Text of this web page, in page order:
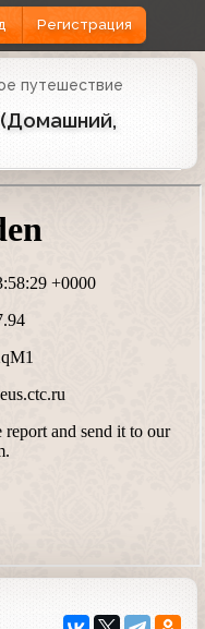
Регистрация
путешествие